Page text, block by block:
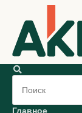
Главное